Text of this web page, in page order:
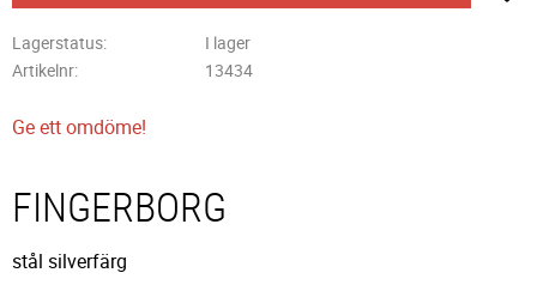
Lagerstatus
I lager
Artikelnr
13434
Ge ett omdöme!
FINGERBORG
stål silverfärg